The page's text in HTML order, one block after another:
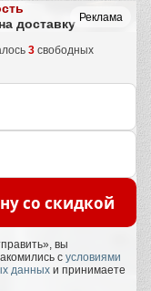
Реклама
доставку
3 свободных
со скидкой
вы
с условиями
данных и принимаете